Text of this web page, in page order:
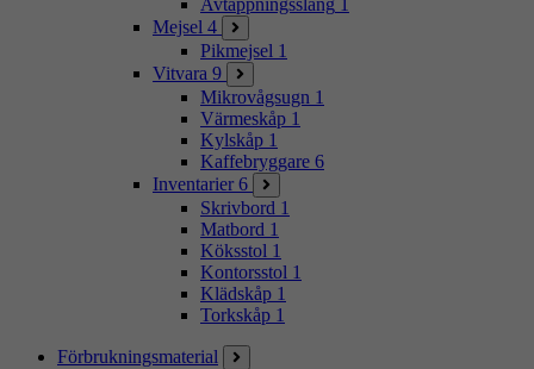
Avtappningsslang 1
Mejsel 4
Pikmejsel 1
Vitvara 9
Mikrovågsugn 1
Värmeskåp 1
Kylskåp 1
Kaffebryggare 6
Inventarier 6
Skrivbord 1
Matbord 1
Köksstol 1
Kontorsstol 1
Klädskåp 1
Torkskåp 1
Förbrukningsmaterial